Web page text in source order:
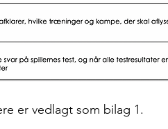
er vedlagt som bilag 1.